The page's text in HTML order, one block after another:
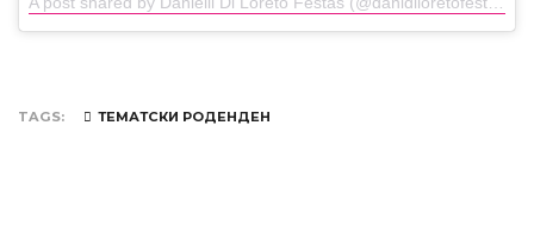
TAGS ТЕМАТСКИ РОДЕНДЕН